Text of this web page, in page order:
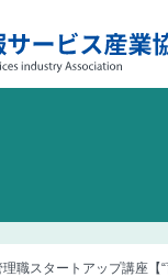
理職スタートアップ講座【